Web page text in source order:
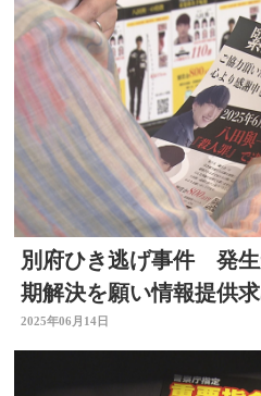
別府ひき逃げ事件 発
期解決を願い情報提供
分
2025年06月14日